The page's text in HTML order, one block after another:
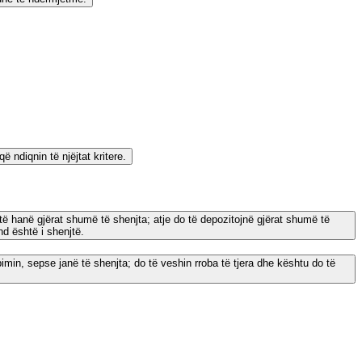
ndiqnin të njëjtat kritere.
hanë gjërat shumë të shenjta; atje do të depozitojnë gjërat shumë të
është i shenjtë.
sepse janë të shenjta; do të veshin rroba të tjera dhe kështu do të